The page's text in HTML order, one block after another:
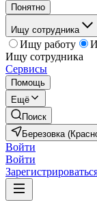
Понятно
Ищу сотрудника
Ищу работу
Ищу сотрудника
Сервисы
Помощь
Ещё
Поиск
Березовка
Войти
Войти